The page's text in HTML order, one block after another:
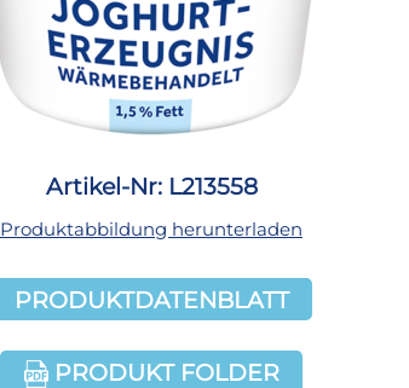
Artikel-Nr: L213558
Produktabbildung herunterladen
PRODUKTDATENBLATT
PRODUKT FOLDER